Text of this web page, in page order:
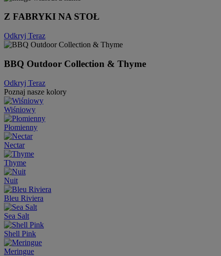
Z FABRYKI NA STOŁ
Odkryj Teraz
BBQ Outdoor Collection & Thyme
Odkryj Teraz
Poznaj nasze kolory
Wiśniowy
Płomienny
Nectar
Thyme
Nuit
Bleu Riviera
Sea Salt
Shell Pink
Meringue